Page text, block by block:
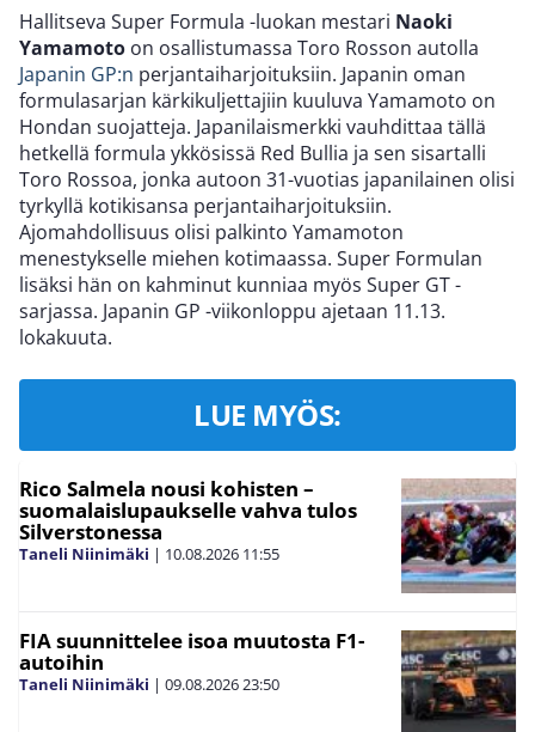
Hallitseva Super Formula -luokan mestari Naoki
Yamamoto on osallistumassa Toro Rosson autolla
Japanin GP:n perjantaiharjoituksiin. Japanin oman
formulasarjan kärkikuljettajiin kuuluva Yamamoto on
Hondan suojatteja. Japanilaismerkki vauhdittaa tällä
hetkellä formula ykkösissä Red Bullia ja sen sisartalli
Toro Rossoa, jonka autoon 31-vuotias japanilainen olisi
tyrkyllä kotikisansa perjantaiharjoituksiin.
Ajomahdollisuus olisi palkinto Yamamoton
menestykselle miehen kotimaassa. Super Formulan
lisäksi hän on kahminut kunniaa myös Super GT -
sarjassa. Japanin GP -viikonloppu ajetaan 11.13.
lokakuuta.
LUE MYÖS:
Rico Salmela nousi kohisten –
suomalaislupaukselle vahva tulos
Silverstonessa
Taneli Niinimäki | 10.08.2026 11:55
FIA suunnittelee isoa muutosta F1-
autoihin
Taneli Niinimäki | 09.08.202623:50